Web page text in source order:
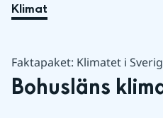
Klimat
Faktapaket: Klimatet i
Bohusläns